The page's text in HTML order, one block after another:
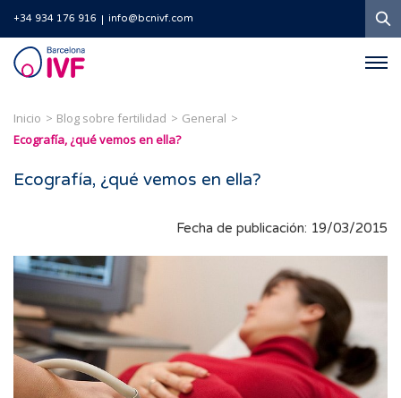
+34 934 176 916 info@bcnivf.com
Barcelona
IVF
Inicio Blog sobre fertilidad
General
Ecografía, ¿qué vemos en ella?
Ecografía, ¿qué vemos en ella?
Fecha de publicación: 19/03/2015